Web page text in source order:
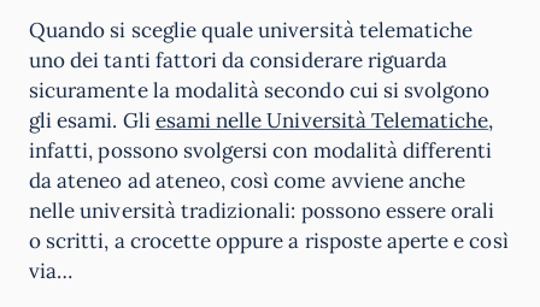
Quando si sceglie quale università telematiche
uno dei tanti fattori da considerare riguarda
sicuramente la modalità secondo cui si svolgono
gli esami. Gliesami nelle Università Telematiche,
infatti, possono svolgersi con modalità differenti
da ateneo ad ateneo, così come avviene anche
nelle università tradizionali: possono essere orali
o scritti, a crocette oppure a risposte aperte e così
via…